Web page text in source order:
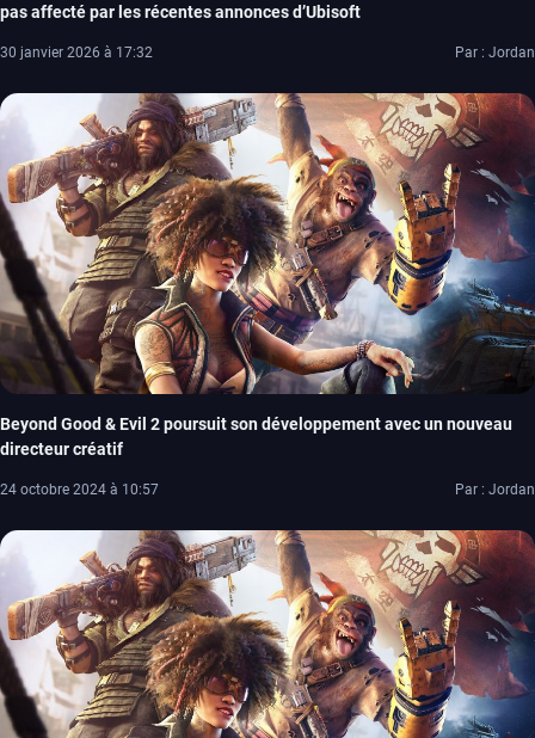
pas affecté par les récentes annonces d’Ubisoft
30 janvier 2026 à 17:32 Par : Jordan
Beyond Good & Evil 2 poursuit son développement avec un nouveau
directeur créatif
24 octobre 2024 à 10:57 Par : Jordan